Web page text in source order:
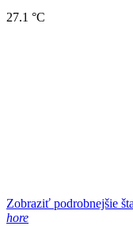
27.1 °C
Zobraziť podrobnejšie
hore